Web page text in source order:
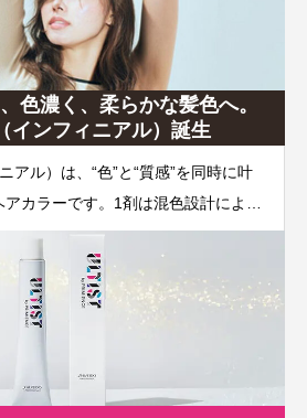
色濃く、柔らかな髪色へ。
インフィニアル）誕生
アル）は、“色”と“質感”を同時に叶
カラーです。1剤は混色設計により
実現し、独自の「ナノ透明感エフェ
らかな質感へ導きます。2剤のCAオ
を封鎖し、発熱・発泡・不染まりを
サポート。3剤のCTパウダーは過炭
を高めます。4剤のCTフォームは残